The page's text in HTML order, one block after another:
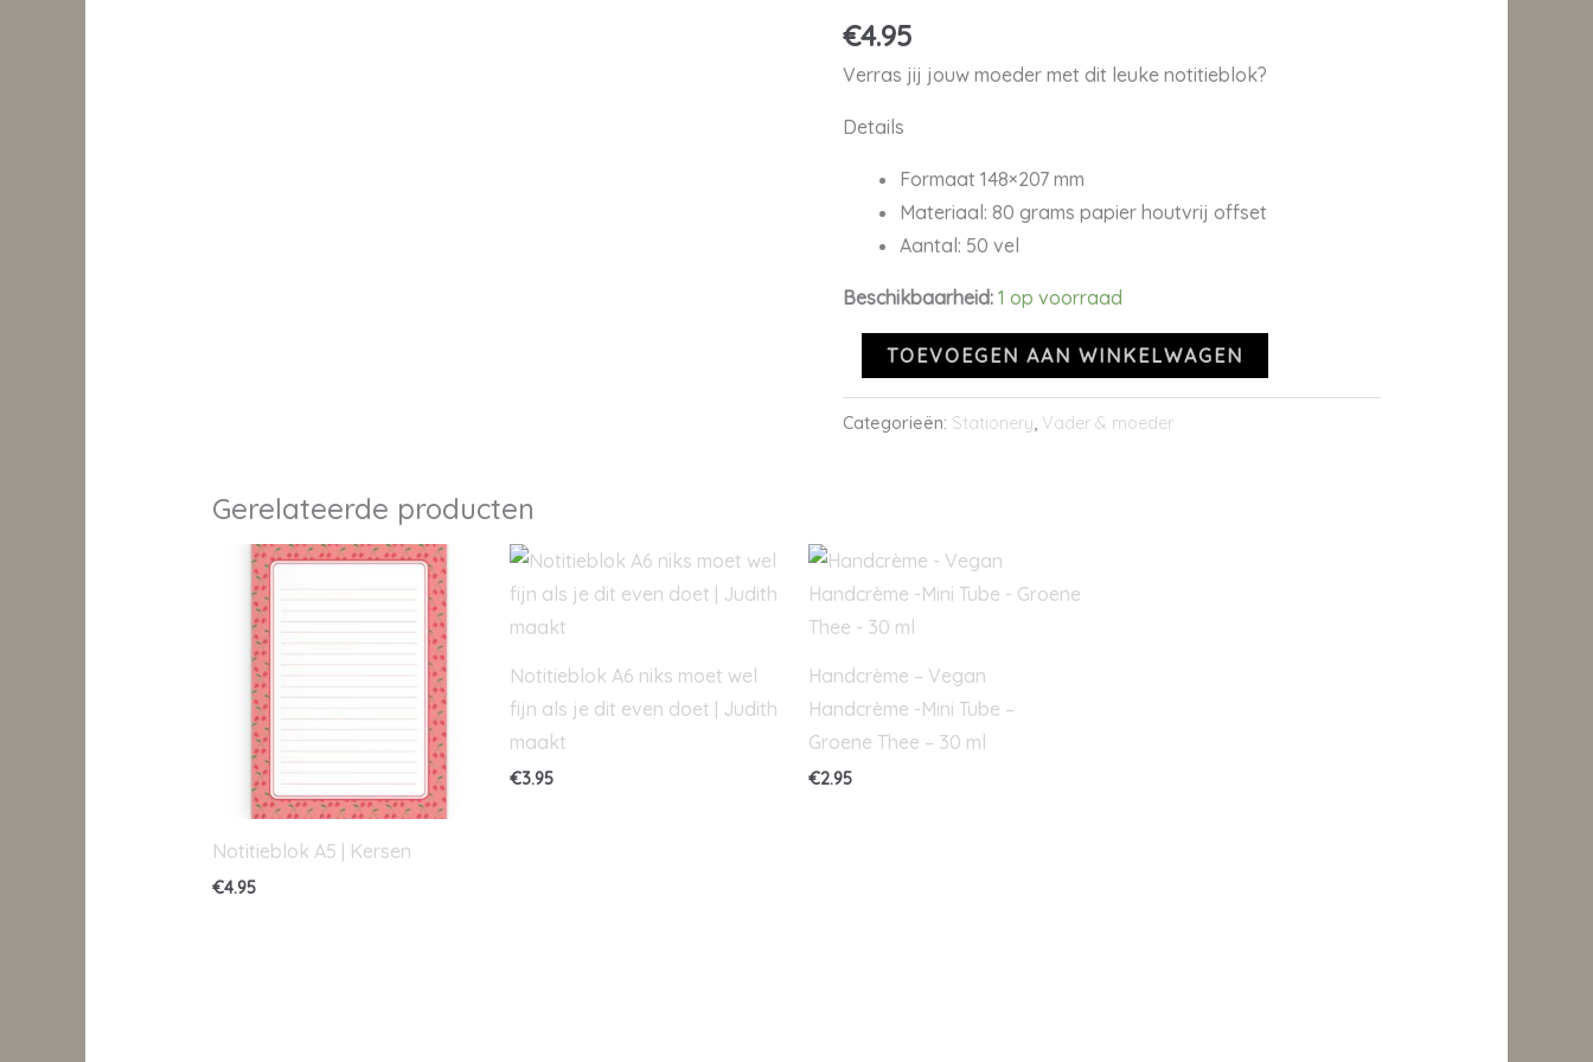
€4.95
Verras jij jouw moeder met dit leuke notitieblok?
Details
Formaat 148×207 mm
Materiaal: 80 grams papier houtvrij offset
Aantal: 50 vel
Beschikbaarheid: 1 op voorraad
aantal
TOEVOEGEN AAN WINKELWAGEN
Categorieën: Stationery, Vader & moeder
Gerelateerde producten
Notitieblok A5 | Kersen
€4.95
Notitieblok A6 niks moet wel
fijn als je dit even doet | Judith
maakt
€3.95
Handcrème – Vegan
Handcrème -Mini Tube –
Groene Thee – 30 ml
€2.95